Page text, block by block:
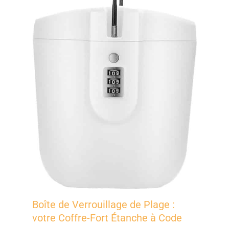
Boîte de Verrouillage de Plage :
votre Coffre-Fort Étanche à Code